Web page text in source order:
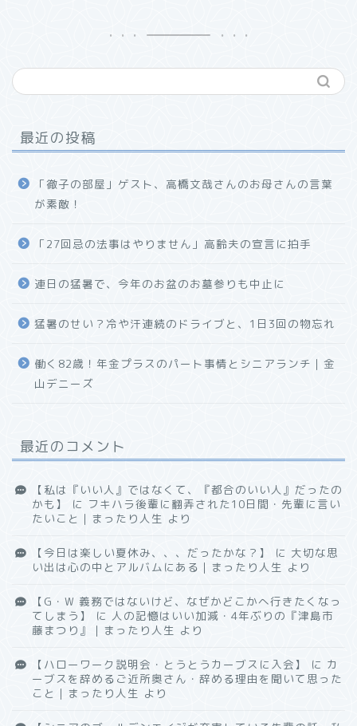
最近の投稿
「徹子の部屋」ゲスト、高橋文哉さんのお母さんの言葉
が素敵！
「27回忌の法事はやりません」高齢夫の宣言に拍手
連日の猛暑で、今年のお盆のお墓参りも中止に
猛暑のせい？冷や汗連続のドライブと、1日3回の物忘れ
働く82歳！年金プラスのパート事情とシニアランチ｜金
山デニーズ
最近のコメント
【私は『いい人』ではなくて、『都合のいい人』だったの
かも】
に フキハラ後輩に翻弄された10日間・先輩に言い
たいこと｜まったり人生 より
【今日は楽しい夏休み、、、だったかな？】 に 大切な思
い出は心の中とアルバムにある｜まったり人生 より
【G・W 義務ではないけど、なぜかどこかへ行きたくなっ
てしまう】
に 人の記憶はいい加減・4年ぶりの『津島市
藤まつり』｜まったり人生 より
【ハローワーク説明会・とうとうカーブスに入会】 に カ
ーブスを辞めるご近所奥さん・辞める理由を聞いて思った
こと｜まったり人生 より